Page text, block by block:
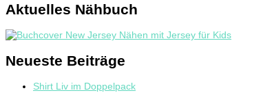
Aktuelles Nähbuch
Neueste Beiträge
Shirt Liv im Doppelpack